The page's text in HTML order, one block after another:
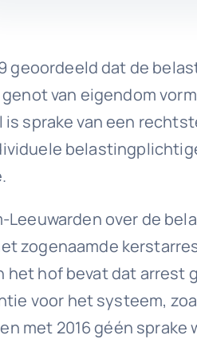
geoordeeld dat de
van eigendom
is sprake van een
over de
zogenaamde
het hof bevat dat
voor het systeem,
met 2016 géén